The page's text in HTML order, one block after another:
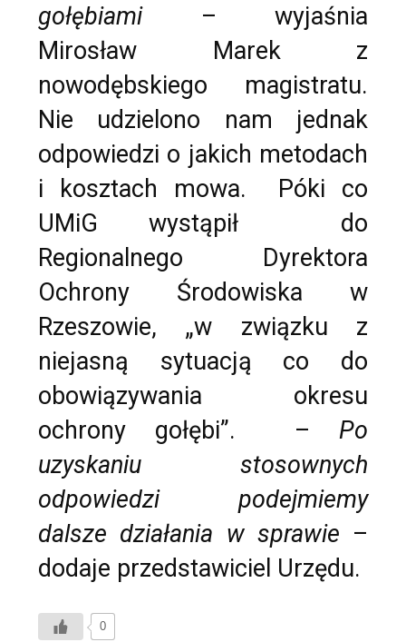
gołębiami – wyjaśnia
Mirosław Marek z
nowodębskiego magistratu.
Nie udzielono nam jednak
odpowiedzi o jakich metodach
i kosztach mowa. Póki co
UMiG wystąpił do
Regionalnego Dyrektora
Ochrony Środowiska w
Rzeszowie, „w związku z
niejasną sytuacją co do
obowiązywania okresu
ochrony gołębi”. – Po
uzyskaniu stosownych
odpowiedzi podejmiemy
dalsze działania w sprawie –
dodaje przedstawiciel Urzędu.
0